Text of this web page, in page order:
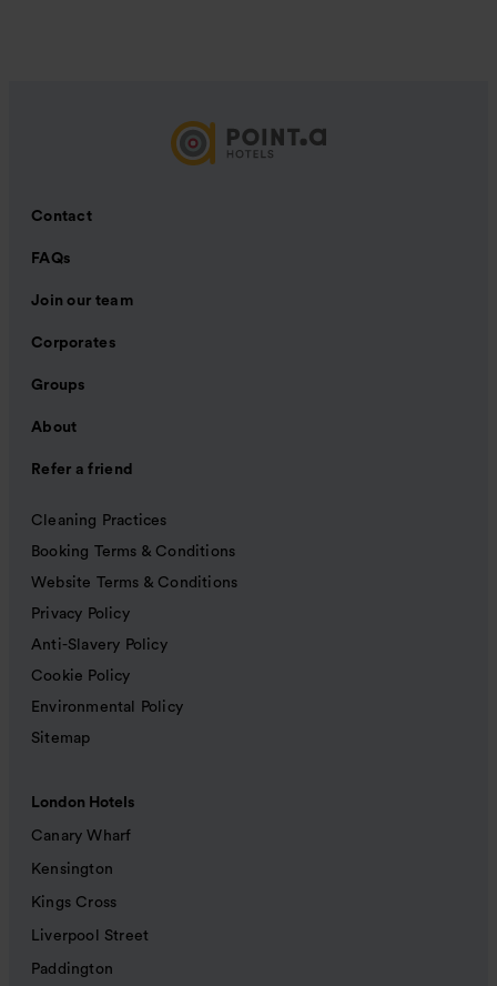
Contact
FAQs
Join our team
Corporates
Groups
About
Refer a friend
Cleaning Practices
Booking Terms & Conditions
Website Terms & Conditions
Privacy Policy
Anti-Slavery Policy
Cookie Policy
Environmental Policy
Sitemap
London Hotels
Canary Wharf
Kensington
Kings Cross
Liverpool Street
Paddington